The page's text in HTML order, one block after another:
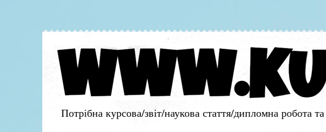
Потрібна курсова/звіт/наукова стаття/дипломна робота